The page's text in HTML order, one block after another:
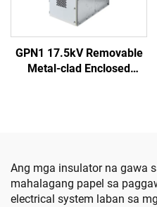
GPN1 17.5kV Removable
Metal-clad Enclosed
Ang mga insulator na gawa
mahalagang papel sa
electrical system laban sa